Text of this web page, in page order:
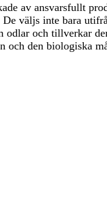
av ansvarsfullt
väljs inte bara
odlar och tillverkar
och den biologiska